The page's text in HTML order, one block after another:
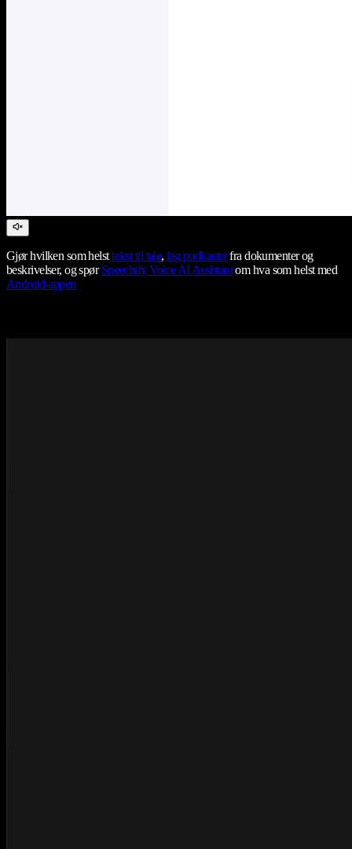
Gjør hvilken som helsttekst til tale,lag podkasterfra dokumenter og
beskrivelser, og spørSpeechify Voice AI Assistantom hva som helst med
Android-appen